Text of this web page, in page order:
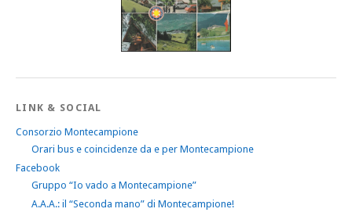
LINK & SOCIAL
Consorzio Montecampione
Orari bus e coincidenze da e per Montecampione
Facebook
Gruppo “Io vado a Montecampione”
A.A.A.: il “Seconda mano” di Montecampione!